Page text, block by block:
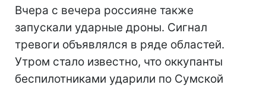
Вчера с вечера россияне также
запускали ударные дроны. Сигнал
тревоги объявлялся в ряде областей.
Утром стало известно, что оккупанты
беспилотниками ударили по Сумской